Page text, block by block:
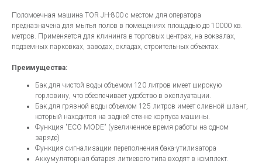
Поломоечная машина TOR JH-800 с местом для оператора
предназначена для мытья полов в помещениях площадью до 10000 кв.
метров. Применяется для клининга в торговых центрах, на вокзалах,
подземных парковках, заводах, складах, строительных объектах.
Преимущества:
Бак для чистой воды объемом 120 литров имеет широкую
горловину, что обеспечивает удобство в эксплуатации.
Бак для грязной воды объемом 125 литров имеет сливной шланг,
который находится на задней стенке корпуса машины.
Функция "ECO MODE" (увеличенное время работы на одном
заряде)
Функция сигнализации переполнения бака-утилизатора
Аккумуляторная батарея литиевого типа входят в комплект.